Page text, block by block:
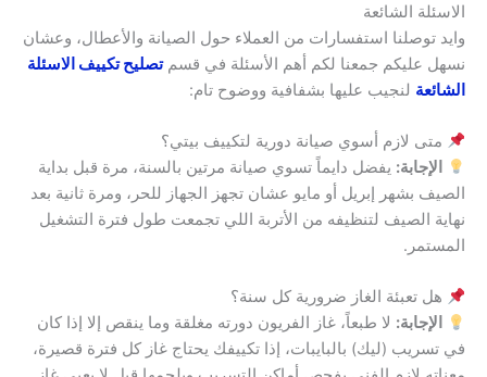
الاسئلة الشائعة
وايد توصلنا استفسارات من العملاء حول الصيانة والأعطال، وعشان
نسهل عليكم جمعنا لكم أهم الأسئلة في قسمتصليح تكييف الاسئلة
الشائعة لنجيب عليها بشفافية ووضوح تام:
متى لازم أسوي صيانة دورية لتكييف بيتي؟
الإجابة: يفضل دايماً تسوي صيانة مرتين بالسنة، مرة قبل بداية
الصيف بشهر إبريل أو مايو عشان تجهز الجهاز للحر، ومرة ثانية بعد
نهاية الصيف لتنظيفه من الأتربة اللي تجمعت طول فترة التشغيل
المستمر.
هل تعبئة الغاز ضرورية كل سنة؟
الإجابة: لا طبعاً، غاز الفريون دورته مغلقة وما ينقص إلا إذا كان
في تسريب (ليك) بالبايبات، إذا تكييفك يحتاج غاز كل فترة قصيرة،